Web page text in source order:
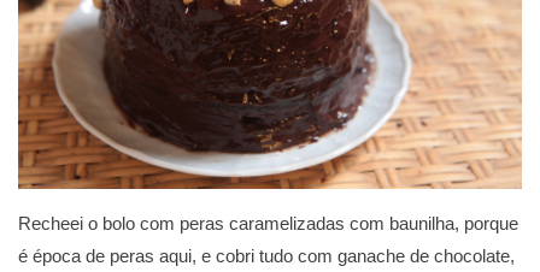
Recheei o bolo com peras caramelizadas com baunilha, porque
é época de peras aqui, e cobri tudo com ganache de chocolate,